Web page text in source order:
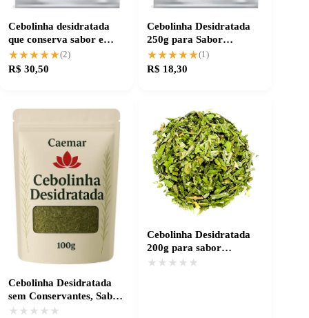
Cebolinha desidratada
que conserva sabor e
aroma natural
★★★★★
★★★★★(2)
R$ 30,50
Cebolinha Desidratada
250g para Sabor
Consistente e Praticidade
★★★★★
★★★★★(1)
R$ 18,30
Cebolinha Desidratada
sem Conservantes, Sabor
que Realça suas Receitas
★★★★★
★★★★★
Cebolinha Desidratada
200g para sabor
autêntico e prático
★★★★★
★★★★★